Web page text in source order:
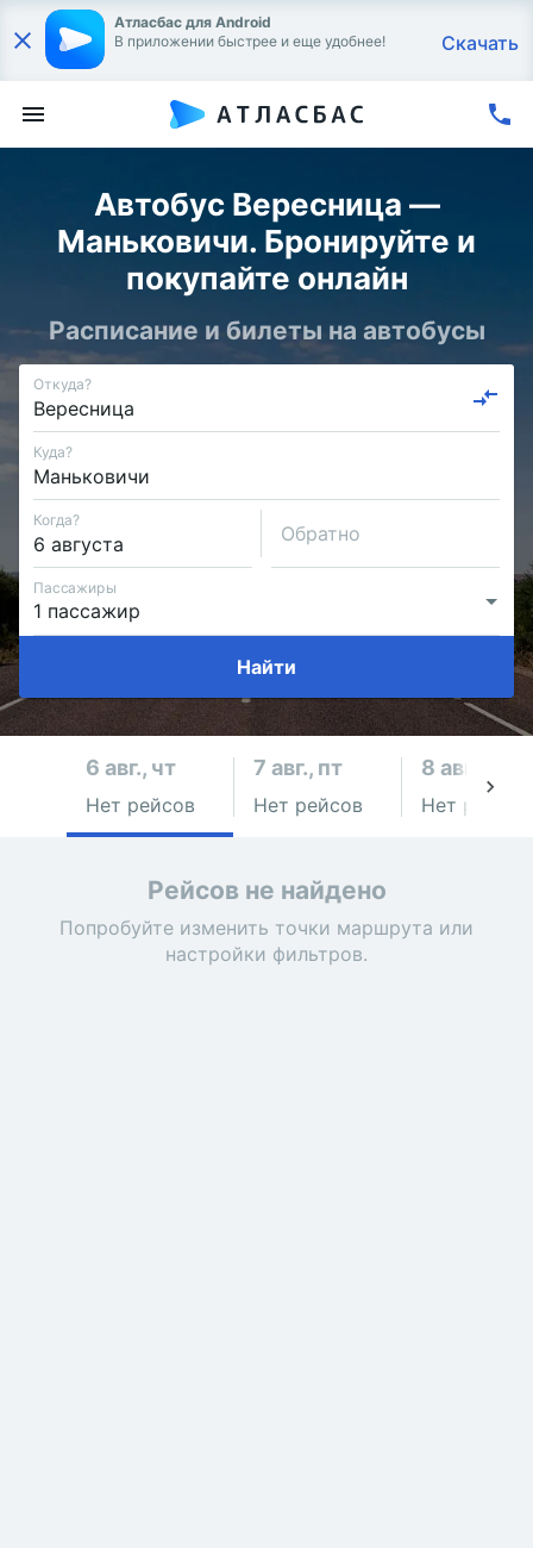
Атласбас для Android
В приложении быстрее и еще удобнее!
Скачать
Автобус Вересница —
Маньковичи. Бронируйте и
покупайте онлайн
Расписание и билеты на автобусы
Откуда?
Куда?
Когда?
Обратно
Пассажиры
Найти
6 авг., чт
Нет рейсов
7 авг., пт
Нет рейсов
8 авг., сб
Нет рейсов
Рейсов не найдено
Попробуйте изменить точки маршрута или
настройки фильтров.